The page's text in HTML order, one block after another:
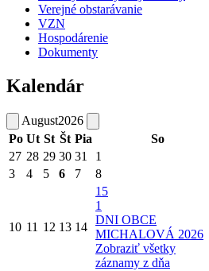
Verejné obstarávanie
VZN
Hospodárenie
Dokumenty
Kalendár
August2026
Po Ut St Št Pia So
27 28 29 30 31 1
3
4 5 6 7 8
10 11 12 13 14
15
1
DNI OBCE
MICHALOVÁ 2026
Zobraziť všetky
záznamy z dňa